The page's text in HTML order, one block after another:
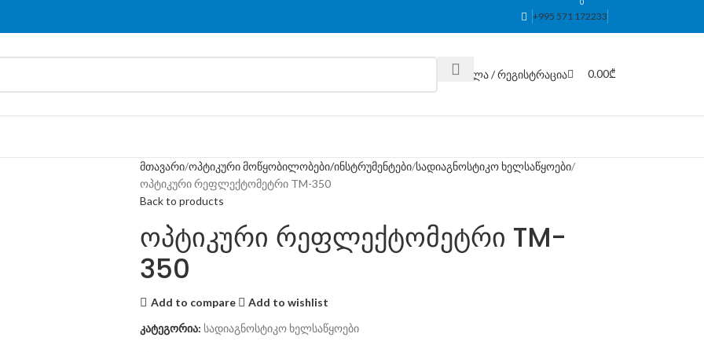
+995 571 172233
შესვლა / რეგისტრაცია
0
0.00₾
მთავარი ოპტიკური მოწყობილობები/ინსტრუმენტები სადიაგნოსტიკო ხელსაწყოები
ოპტიკური რეფლექტომეტრი TM-350
Back to products
ოპტიკური რეფლექტომეტრი TM-
350
Add to compare
Add to wishlist
კატეგორია: სადიაგნოსტიკო ხელსაწყოები